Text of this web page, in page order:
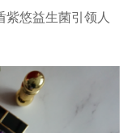
悠益生菌引领人